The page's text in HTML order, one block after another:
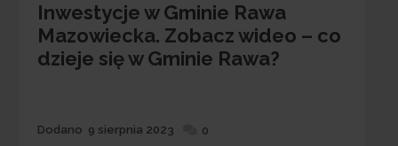
Inwestycje w Gminie Rawa
Mazowiecka. Zobacz wideo – co
dzieje się w Gminie Rawa?
Dodane
Dodano 9 sierpnia 2023 0